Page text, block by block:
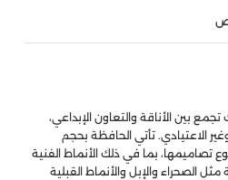
بين الأناقة والتعاون الإبداعي،
الاعتيادي. تأتي الحافظة بحجم
تصاميمها، بما في ذلك الأنماط الفنية
الصحراء والإبل والأنماط القبلية